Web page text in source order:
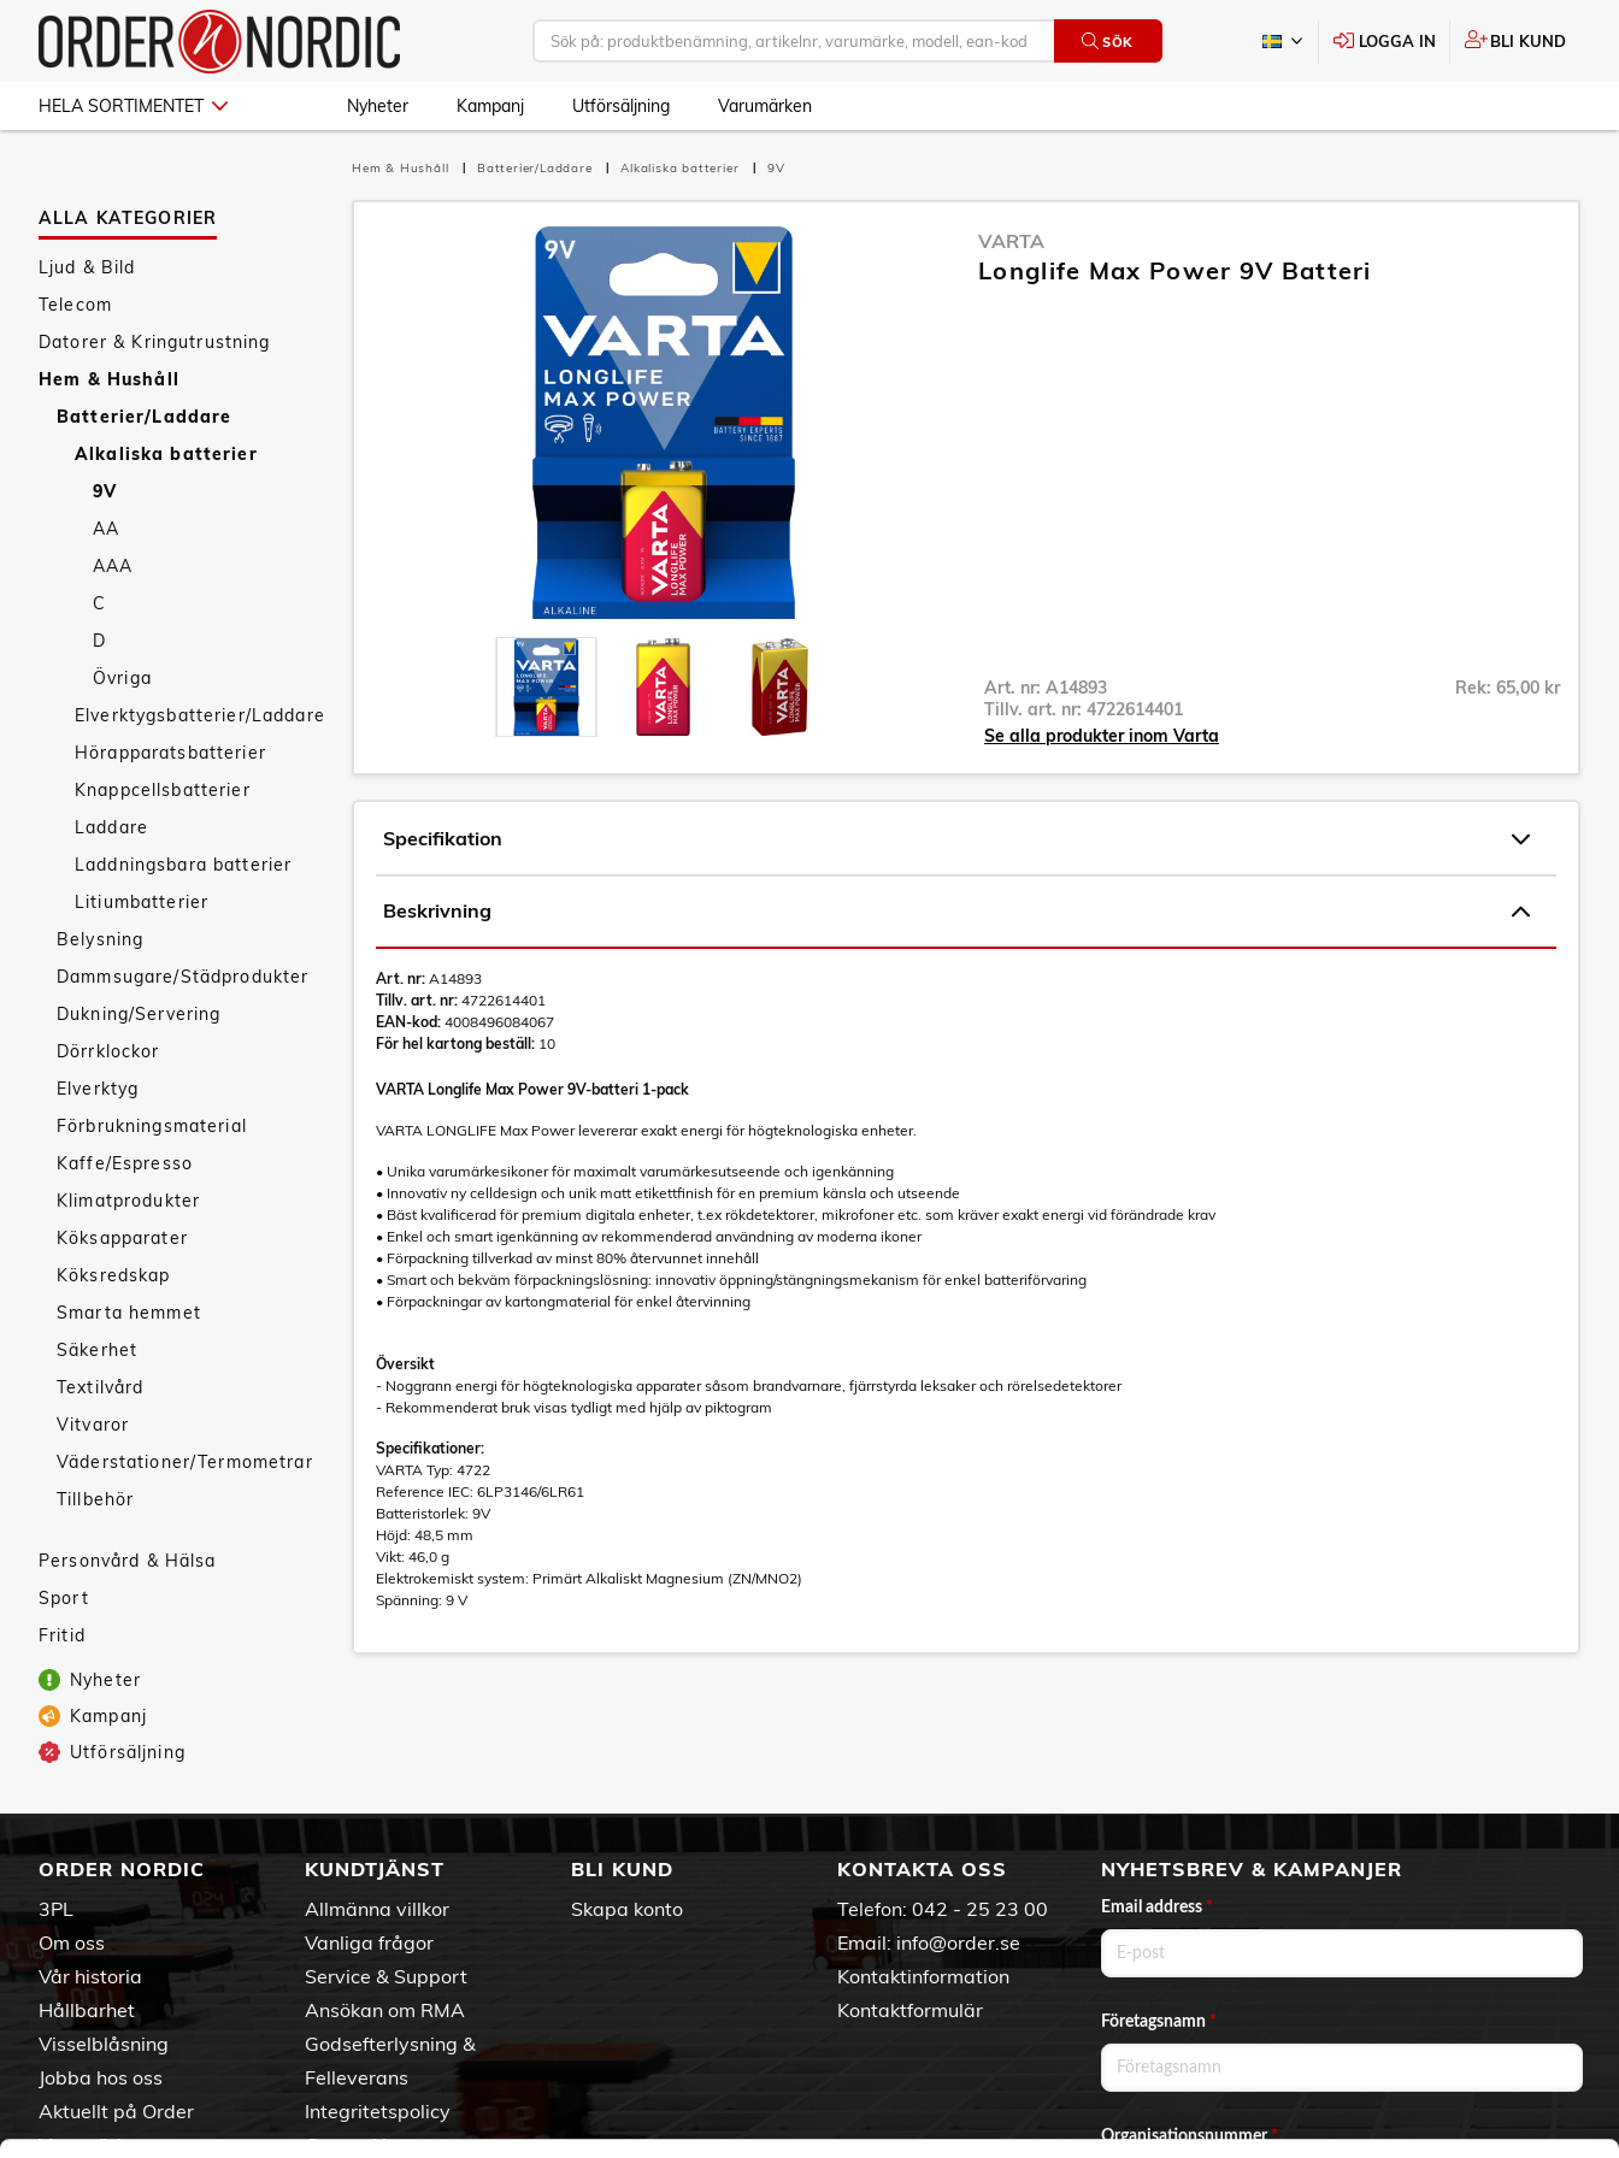
SÖK LOGGA IN BLI KUND
HELA SORTIMENTET Nyheter Kampanj Utförsäljning Varumärken
ALLA KATEGORIER
Ljud & Bild
Telecom
Datorer & Kringutrustning
Hem & Hushåll
Batterier/Laddare
Alkaliska batterier
9V
AA
AAA
C
D
Övriga
Elverktygsbatterier/Laddare
Hörapparatsbatterier
Knappcellsbatterier
Laddare
Laddningsbara batterier
Litiumbatterier
Belysning
Dammsugare/Städprodukter
Dukning/Servering
Dörrklockor
Elverktyg
Förbrukningsmaterial
Kaffe/Espresso
Klimatprodukter
Köksapparater
Köksredskap
Smarta hemmet
Säkerhet
Textilvård
Vitvaror
Väderstationer/Termometrar
Tillbehör
Personvård & Hälsa
Sport
Fritid
Nyheter
Kampanj
Utförsäljning
Hem & Hushåll Batterier/Laddare Alkaliska batterier 9V
VARTA
Longlife Max Power 9V Batteri
Art. nr: A14893
Tillv. art. nr: 4722614401
Rek: 65,00 kr
Se alla produkter inom Varta
Specifikation
Beskrivning
Art. nr: A14893
Tillv. art. nr: 4722614401
EAN-kod: 4008496084067
För hel kartong beställ: 10
VARTA Longlife Max Power 9V-batteri 1-pack
VARTA LONGLIFE Max Power levererar exakt energi för högteknologiska enheter.
• Unika varumärkesikoner för maximalt varumärkesutseende och igenkänning
• Innovativ ny celldesign och unik matt etikettfinish för en premium känsla och utseende
• Bäst kvalificerad för premium digitala enheter, t.ex rökdetektorer, mikrofoner etc. som kräver exakt energi vid förändrade krav
• Enkel och smart igenkänning av rekommenderad användning av moderna ikoner
• Förpackning tillverkad av minst 80% återvunnet innehåll
• Smart och bekväm förpackningslösning: innovativ öppning/stängningsmekanism för enkel batteriförvaring
• Förpackningar av kartongmaterial för enkel återvinning
Översikt
- Noggrann energi för högteknologiska apparater såsom brandvarnare, fjärrstyrda leksaker och rörelsedetektorer
- Rekommenderat bruk visas tydligt med hjälp av piktogram
Specifikationer:
VARTA Typ: 4722
Reference IEC: 6LP3146/6LR61
Batteristorlek: 9V
Höjd: 48,5 mm
Vikt: 46,0 g
Elektrokemiskt system: Primärt Alkaliskt Magnesium (ZN/MNO2)
Spänning: 9 V
ORDER NORDIC
3PL
Om oss
Vår historia
Hållbarhet
Visselblåsning
Jobba hos oss
Aktuellt på Order
Varumärken
KUNDTJÄNST
Allmänna villkor
Vanliga frågor
Service & Support
Ansökan om RMA
Godsefterlysning &
Felleverans
Integritetspolicy
Om cookies
BLI KUND
Skapa konto
KONTAKTA OSS
Telefon: 042 - 25 23 00
Email: info@order.se
Kontaktinformation
Kontaktformulär
NYHETSBREV & KAMPANJER
Email address *
Företagsnamn *
Organisationsnummer*